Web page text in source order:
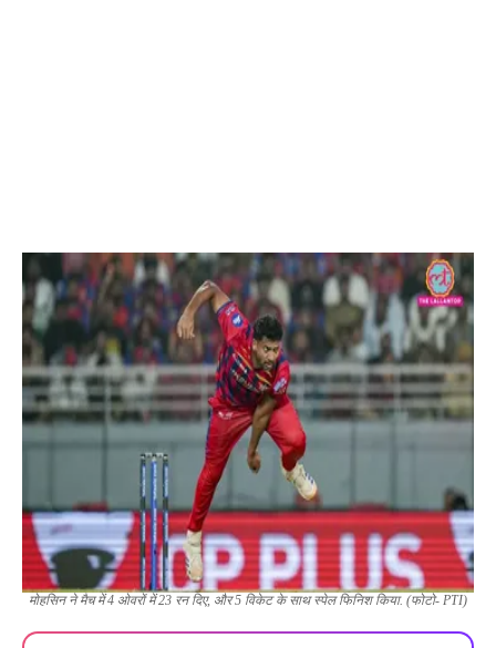
मोहसिन ने मैच में 4 ओवरों में 23 रन दिए, और 5 विकेट के साथ स्पेल फिनिश किया. (फोटो- PTI)